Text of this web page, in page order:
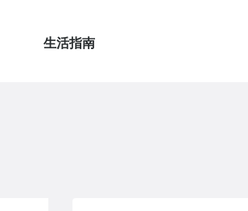
生活指南